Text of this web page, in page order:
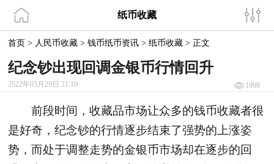
纸币收藏
首页 > 人民币收藏 > 钱币纸币资讯 > 纸币收藏> 正文
纪念钞出现回调金银币行情回升
2022年05月29日 21:10 1998
前段时间，收藏品市场让众多的钱币收藏者很
是好奇，纪念钞的行情逐步结束了强势的上涨姿
势，而处于调整走势的金银币市场却在逐步的回